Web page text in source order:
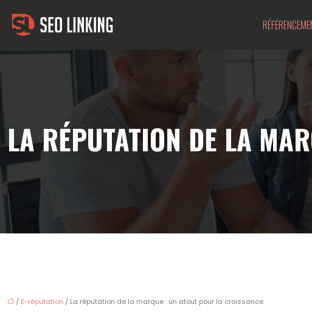
LA RÉPUTATION DE LA
/ E-réputation / La réputation de la marque : un atout pour la croissance